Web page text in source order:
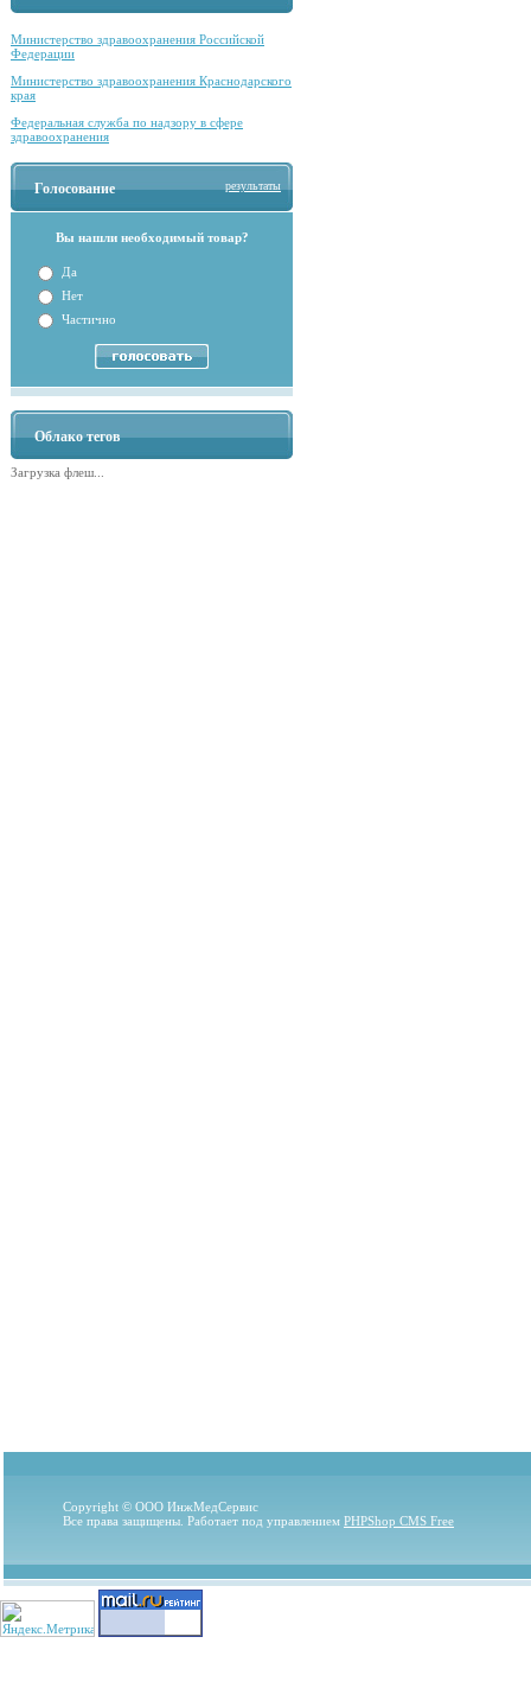
Министерство здравоохранения Российской
Федерации
Министерство здравоохранения Краснодарского
края
Федеральная служба по надзору в сфере
здравоохранения
Голосование результаты
Вы нашли необходимый товар?
Да
Нет
Частично
Облако тегов
Загрузка флеш...
Copyright © ООО ИнжМедСервис
Все права защищены. Работает под управлением PHPShop CMS Free